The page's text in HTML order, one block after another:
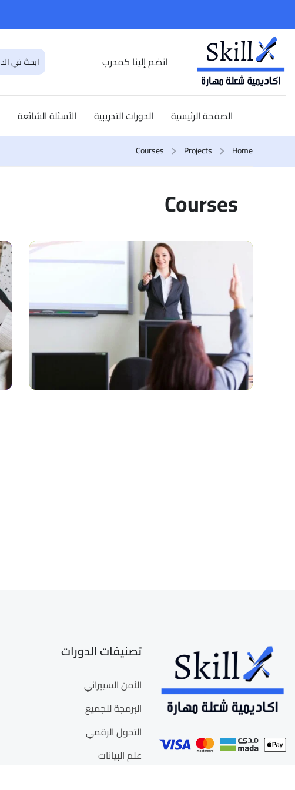
انضم إلينا كمدرب
الصفحة الرئيسية الدورات التدريبية الأسئلة الشائعة
Home
Projects
Courses
Courses
تصنيفات الدورات
الأمن السيبراني
البرمجة للجميع
التحول الرقمي
علم البيانات